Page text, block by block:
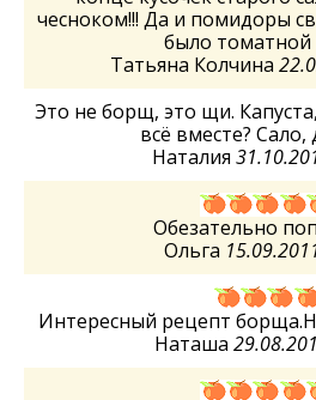
чесноком!!! Да и помидоры
было томатной
Татьяна Колчина
Это не борщ, это щи.
всё вместе? Сало,
Наталия
Обезательно
Ольга
Интересный рецепт
Наташа